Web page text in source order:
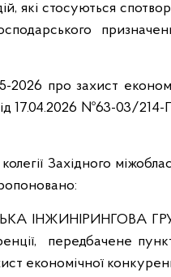
які стосуються
2026 про захист
17.04.2026 №63-03/214-
Західного
ІНЖИНІРИНГОВА
передбачене
економічної